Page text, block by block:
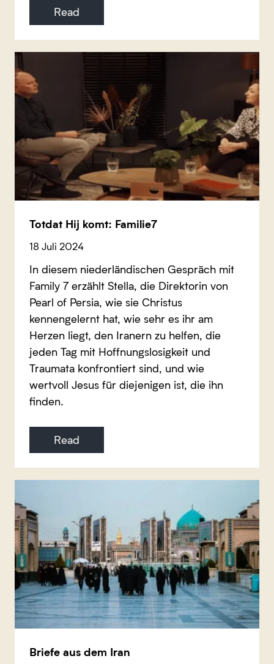
Read
Totdat Hij komt: Familie7
18 Juli 2024
In diesem niederländischen Gespräch mit
Family 7 erzählt Stella, die Direktorin von
Pearl of Persia, wie sie Christus
kennengelernt hat, wie sehr es ihr am
Herzen liegt, den Iranern zu helfen, die
jeden Tag mit Hoffnungslosigkeit und
Traumata konfrontiert sind, und wie
wertvoll Jesus für diejenigen ist, die ihn
finden.
Read
Briefe aus dem Iran